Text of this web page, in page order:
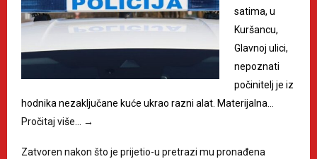
satima, u
Kuršancu,
Glavnoj ulici,
nepoznati
počinitelj je iz
hodnika nezaključane kuće ukrao razni alat. Materijalna…
Pročitaj više… →
Zatvoren nakon što je prijetio-u pretrazi mu pronađena